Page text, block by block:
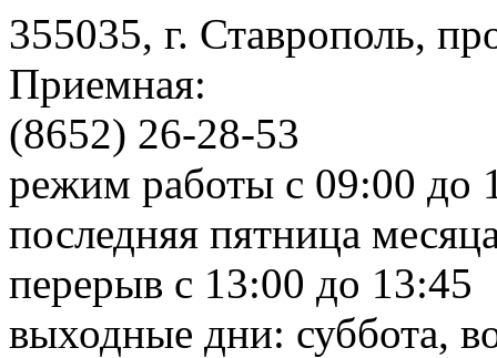
355035, г. Ставрополь,
Приемная:
(8652) 26-28-53
режим работы с 09:00 до
последняя пятница
перерыв с 13:00 до 13:45
выходные дни: суббота,